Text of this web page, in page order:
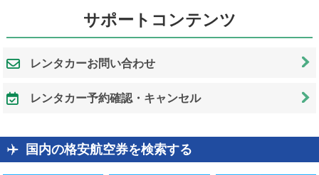
サポートコンテンツ
レンタカーお問い合わせ
レンタカー予約確認・キャンセル
国内の格安航空券を検索する